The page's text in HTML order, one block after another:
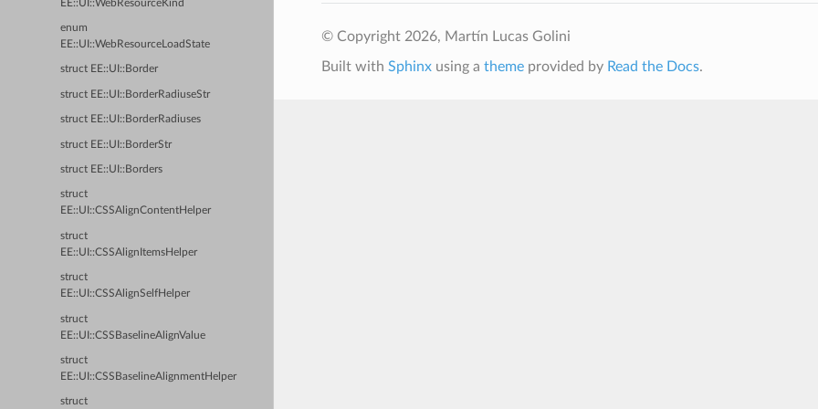
EE::UI::WebResourceKind
enum
EE::UI::WebResourceLoadState
struct EE::UI::Border
struct EE::UI::BorderRadiuseStr
struct EE::UI::BorderRadiuses
struct EE::UI::BorderStr
struct EE::UI::Borders
struct
EE::UI::CSSAlignContentHelper
struct
EE::UI::CSSAlignItemsHelper
struct
EE::UI::CSSAlignSelfHelper
struct
EE::UI::CSSBaselineAlignValue
struct
EE::UI::CSSBaselineAlignmentHelper
struct
© Copyright 2026, Martín Lucas Golini
Built with Sphinxusing a themeprovided by Read the Docs.